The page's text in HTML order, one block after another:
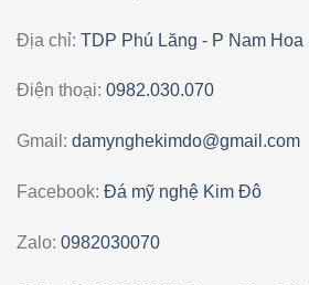
Địa chỉ: TDP Phú Lăng - P Nam
Điện thoại: 0982.030.070
Gmail: damynghekimdo@gmail.com
Facebook: Đá mỹ nghệ Kim Đô
Zalo: 0982030070